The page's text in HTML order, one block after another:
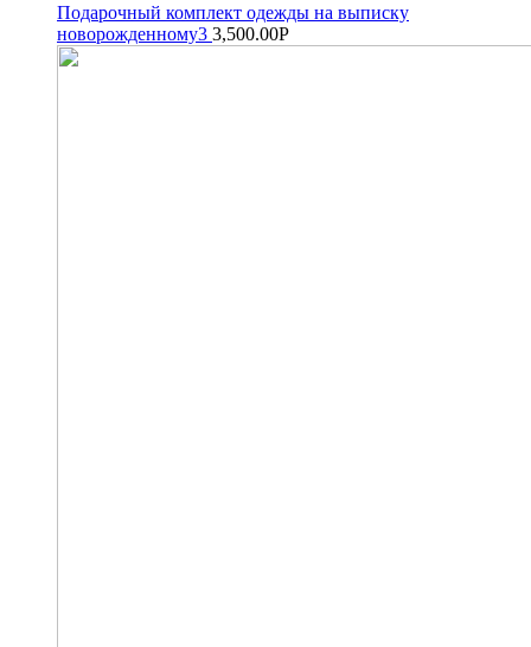
Подарочный комплект одежды на выписку
новорожденному3 3,500.00Р